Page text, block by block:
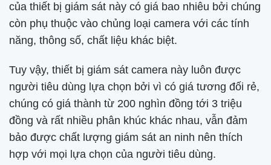
của thiết bị giám sát này có giá bao nhiêu bởi chúng
còn phụ thuộc vào chủng loại camera với các tính
năng, thông số, chất liệu khác biệt.
Tuy vậy, thiết bị giám sát camera này luôn được
người tiêu dùng lựa chọn bởi vì có giá tương đối rẻ,
chúng có giá thành từ 200 nghìn đồng tới 3 triệu
đồng và rất nhiều phân khúc khác nhau, vẫn đảm
bảo được chất lượng giám sát an ninh nên thích
hợp với mọi lựa chọn của người tiêu dùng.